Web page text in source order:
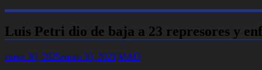
Luis Petri dio de baja a 23 represores y
enero 30, 2025enero 30, 2025 MAD